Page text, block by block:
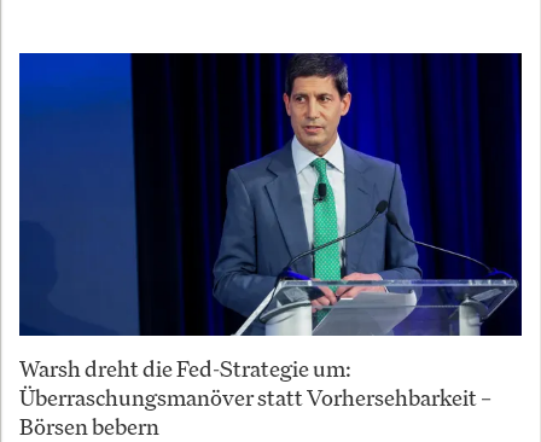
Warsh dreht die Fed-Strategie um:
Überraschungsmanöver statt Vorhersehbarkeit –
Börsen bebern